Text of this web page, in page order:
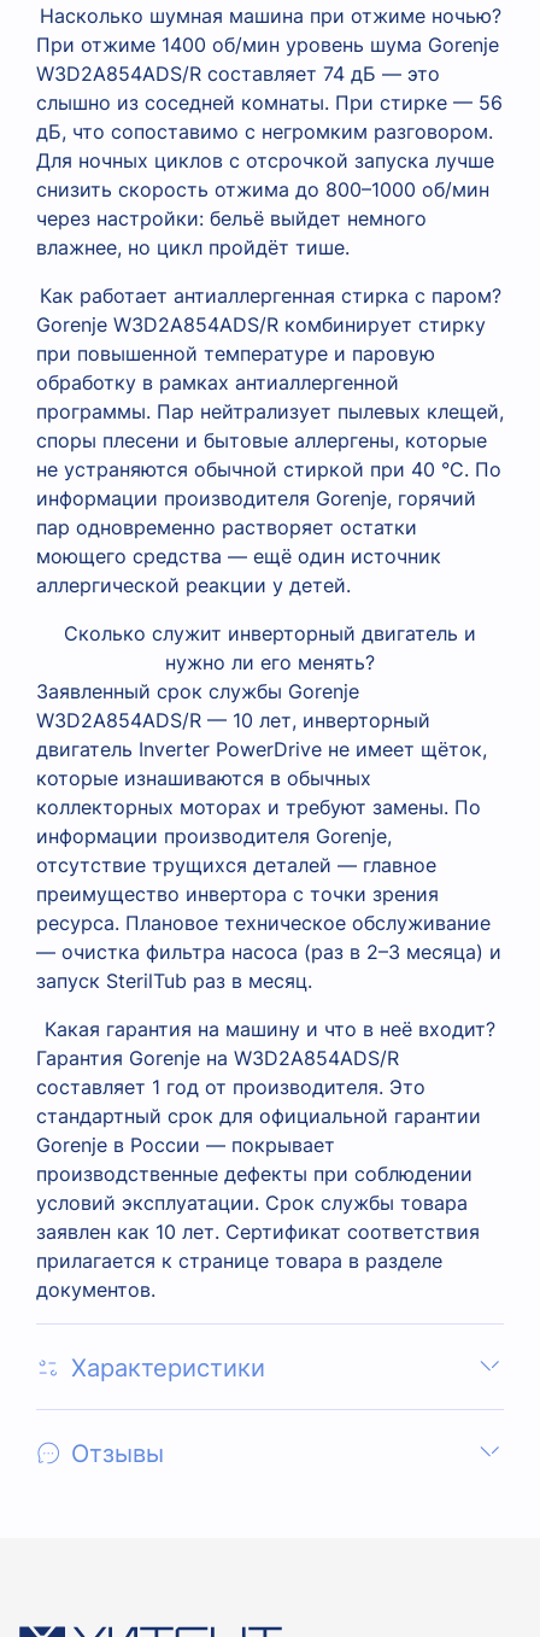
Насколько шумная машина при отжиме ночью?
При отжиме 1400 об/мин уровень шума Gorenje
W3D2A854ADS/R составляет 74 дБ — это
слышно из соседней комнаты. При стирке — 56
дБ, что сопоставимо с негромким разговором.
Для ночных циклов с отсрочкой запуска лучше
снизить скорость отжима до 800–1000 об/мин
через настройки: бельё выйдет немного
влажнее, но цикл пройдёт тише.
Как работает антиаллергенная стирка с паром?
Gorenje W3D2A854ADS/R комбинирует стирку
при повышенной температуре и паровую
обработку в рамках антиаллергенной
программы. Пар нейтрализует пылевых клещей,
споры плесени и бытовые аллергены, которые
не устраняются обычной стиркой при 40 °C. По
информации производителя Gorenje, горячий
пар одновременно растворяет остатки
моющего средства — ещё один источник
аллергической реакции у детей.
Сколько служит инверторный двигатель и
нужно ли его менять?
Заявленный срок службы Gorenje
W3D2A854ADS/R — 10 лет, инверторный
двигатель Inverter PowerDrive не имеет щёток,
которые изнашиваются в обычных
коллекторных моторах и требуют замены. По
информации производителя Gorenje,
отсутствие трущихся деталей — главное
преимущество инвертора с точки зрения
ресурса. Плановое техническое обслуживание
— очистка фильтра насоса (раз в 2–3 месяца) и
запуск SterilTub раз в месяц.
Какая гарантия на машину и что в неё входит?
Гарантия Gorenje на W3D2A854ADS/R
составляет 1 год от производителя. Это
стандартный срок для официальной гарантии
Gorenje в России — покрывает
производственные дефекты при соблюдении
условий эксплуатации. Срок службы товара
заявлен как 10 лет. Сертификат соответствия
прилагается к странице товара в разделе
документов.
Характеристики
Отзывы